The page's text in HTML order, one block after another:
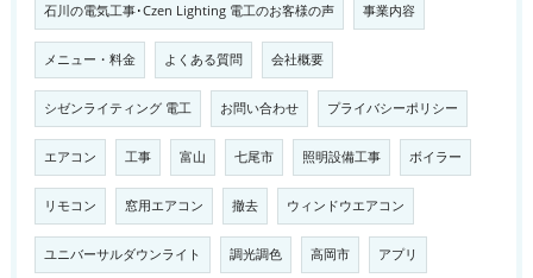
石川の電気工事･Czen Lighting 電工のお客様の声 事業内容
メニュー・料金 よくある質問 会社概要
シゼンライティング 電工 お問い合わせ プライバシーポリシー
エアコン 工事 富山 七尾市 照明設備工事 ボイラー
リモコン 窓用エアコン 撤去 ウィンドウエアコン
ユニバーサルダウンライト 調光調色 高岡市 アプリ